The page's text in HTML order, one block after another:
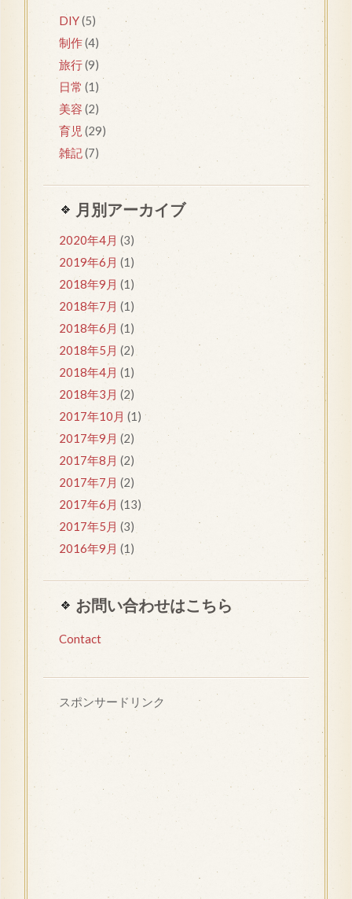
DIY(5)
制作(4)
旅行(9)
日常 (1)
美容 (2)
育児 (29)
雑記(7)
月別アーカイブ
2020年4月 (3)
2019年6月 (1)
2018年9月 (1)
2018年7月 (1)
2018年6月 (1)
2018年5月 (2)
2018年4月 (1)
2018年3月 (2)
2017年10月 (1)
2017年9月 (2)
2017年8月 (2)
2017年7月 (2)
2017年6月 (13)
2017年5月 (3)
2016年9月 (1)
お問い合わせはこちら
Contact
スポンサードリンク